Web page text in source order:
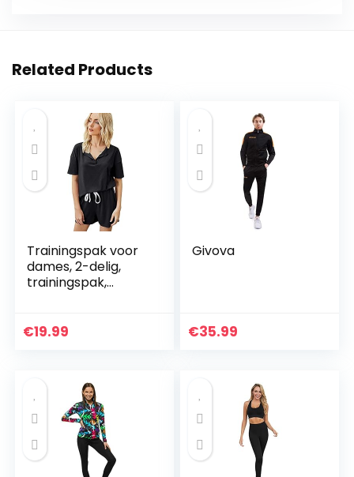
Related Products
Trainingspak voor
dames, 2-delig,
trainingspak,
sportpak, top +
€19.99
Givova
€35.99